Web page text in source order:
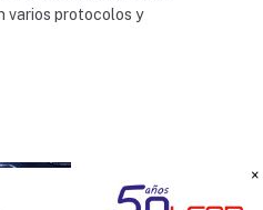
varios protocolos y
×